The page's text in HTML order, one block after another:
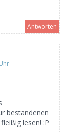
Antworten
bestandenen
lesen! :P